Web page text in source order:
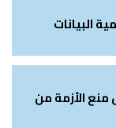
البيانات
منع الأزمة من